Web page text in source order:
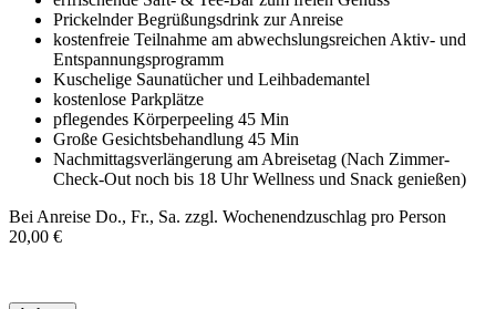
Prickelnder Begrüßungsdrink zur Anreise
kostenfreie Teilnahme am abwechslungsreichen Aktiv- und
Entspannungsprogramm
Kuschelige Saunatücher und Leihbademantel
kostenlose Parkplätze
pflegendes Körperpeeling 45 Min
Große Gesichtsbehandlung 45 Min
Nachmittagsverlängerung am Abreisetag (Nach Zimmer-
Check-Out noch bis 18 Uhr Wellness und Snack genießen)
Bei Anreise Do., Fr., Sa. zzgl. Wochenendzuschlag pro Person
20,00 €